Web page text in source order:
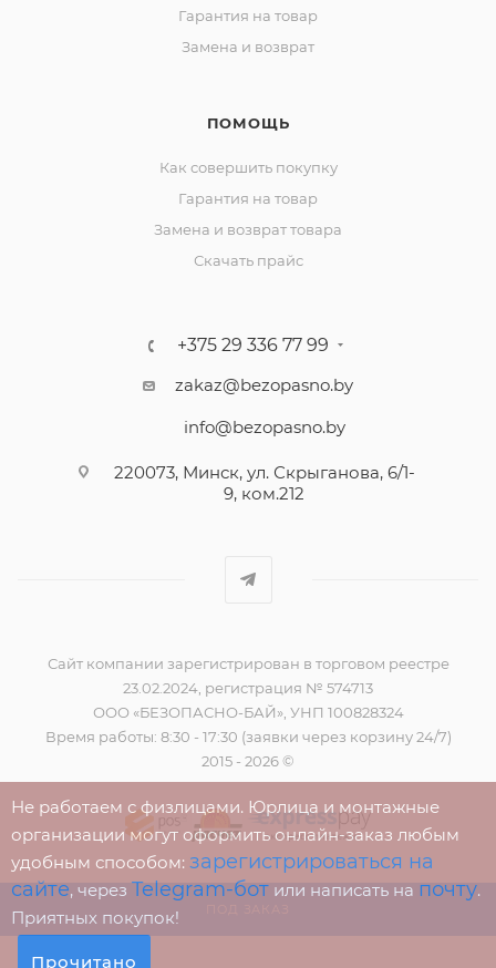
Гарантия на товар
Замена и возврат
ПОМОЩЬ
Как совершить покупку
Гарантия на товар
Замена и возврат товара
Скачать прайс
+375 29 336 77 99
zakaz@bezopasno.by
info@bezopasno.by
220073, Минск, ул. Скрыганова, 6/1-
9, ком.212
Сайт компании зарегистрирован в торговом реестре
23.02.2024, регистрация № 574713
ООО «БЕЗОПАСНО-БАЙ», УНП 100828324
Время работы: 8:30 - 17:30 (заявки через корзину 24/7)
2015 - 2026 ©
Не работаем с физлицами. Юрлица и монтажные
организации могут оформить онлайн-заказ любым
удобным способом: зарегистрироваться на
сайте, через Telegram-бот или написать на почту.
Приятных покупок!
Прочитано